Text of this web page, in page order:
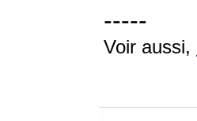
-----
Voir aussi,